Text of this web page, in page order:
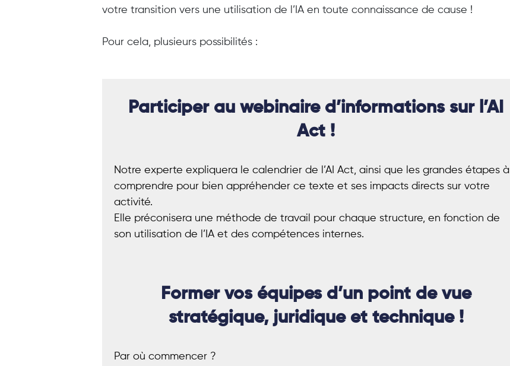
votre transition vers une utilisation de l’IA en toute connaissance de cause !
Pour cela, plusieurs possibilités :
Participer au webinaire d’informations sur l’AI
Act !
Notre experte expliquera le calendrier de l’AI Act, ainsi que les grandes étapes à
comprendre pour bien appréhender ce texte et ses impacts directs sur votre
activité.
Elle préconisera une méthode de travail pour chaque structure, en fonction de
son utilisation de l’IA et des compétences internes.
Former vos équipes d’un point de vue
stratégique, juridique et technique !
Par où commencer ?